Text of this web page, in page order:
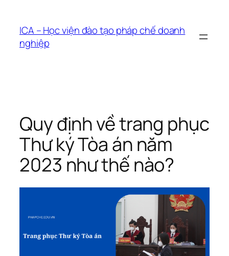
phầnICA – Học viện đào tạo pháp chế doanh
nghiệp
Quy định về trang phục
Thư ký Tòa án năm
2023 như thế nào?